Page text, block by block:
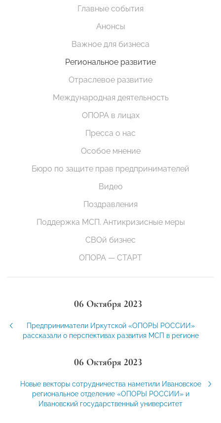
Главные события
Анонсы
Важное для бизнеса
Региональное развитие
Отраслевое развитие
Международная деятельность
ОПОРА в лицах
Пресса о нас
Особое мнение
Бюро по защите прав предпринимателей
Видео
Поздравления
Поддержка МСП. Антикризисные меры
СВОй бизнес
ОПОРА — СТАРТ
06 Октября 2023
Предприниматели Иркутской «ОПОРЫ РОССИИ»
рассказали о перспективах развития МСП в регионе
06 Октября 2023
Новые векторы сотрудничества наметили Ивановское
региональное отделение «ОПОРЫ РОССИИ» и
Ивановский государственный университет